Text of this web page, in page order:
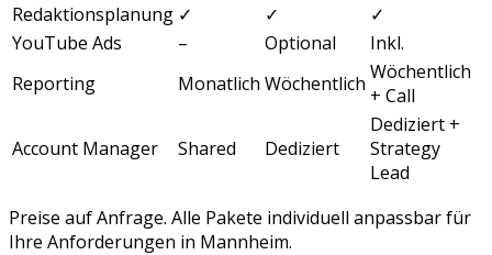
Redaktionsplanung ✓ ✓
✓
YouTube Ads
– Optional
Inkl.
Reporting
Monatlich Wöchentlich Wöchentlich
+ Call
Account Manager Shared Dediziert
Dediziert +
Strategy
Lead
Preise auf Anfrage. Alle Pakete individuell anpassbar für
Ihre Anforderungen in Mannheim.